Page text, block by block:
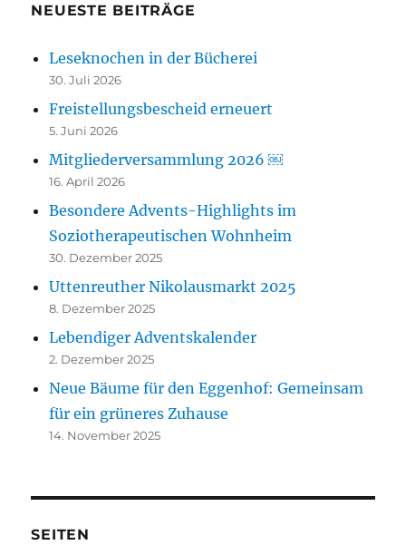
NEUESTE BEITRÄGE
Leseknochen in der Bücherei
30. Juli 2026
Freistellungsbescheid erneuert
5. Juni 2026
Mitgliederversammlung 2026 ￼
16. April 2026
Besondere Advents-Highlights im
Soziotherapeutischen Wohnheim
30. Dezember 2025
Uttenreuther Nikolausmarkt 2025
8. Dezember 2025
Lebendiger Adventskalender
2. Dezember 2025
Neue Bäume für den Eggenhof: Gemeinsam
für ein grüneres Zuhause
14. November 2025
SEITEN